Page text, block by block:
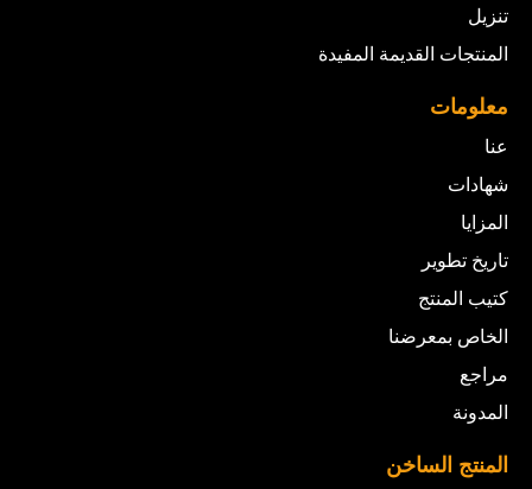
تنزيل
المنتجات القديمة المفيدة
معلومات
عنا
شهادات
المزايا
تاريخ تطوير
كتيب المنتج
الخاص بمعرضنا
مراجع
المدونة
المنتج الساخن